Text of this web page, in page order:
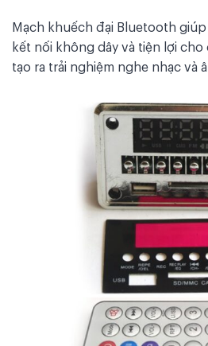
Mạch khuếch đại Bluetooth
kết nối không dây và tiện lợi
tạo ra trải nghiệm nghe nhạc và